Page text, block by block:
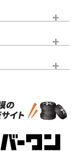
りますので、あら
車外し品（新古
付き